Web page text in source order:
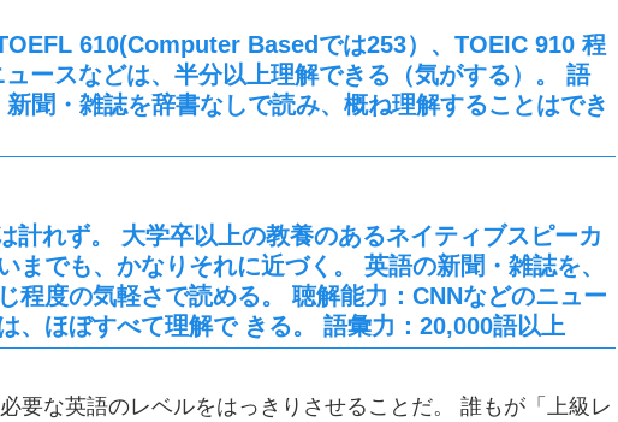
610(Computer Basedでは253）、TOEIC 910 程
ースなどは、半分以上理解できる（気がする）。 語
聞・雑誌を辞書なしで読み、概ね理解することはでき
計れず。 大学卒以上の教養のあるネイティブスピーカ
までも、かなりそれに近づく。 英語の新聞・雑誌を、
程度の気軽さで読める。 聴解能力：CNNなどのニュー
、ほぼすべて理解で きる。 語彙力：20,000語以上
要な英語のレベルをはっきりさせることだ。 誰もが「上級レ